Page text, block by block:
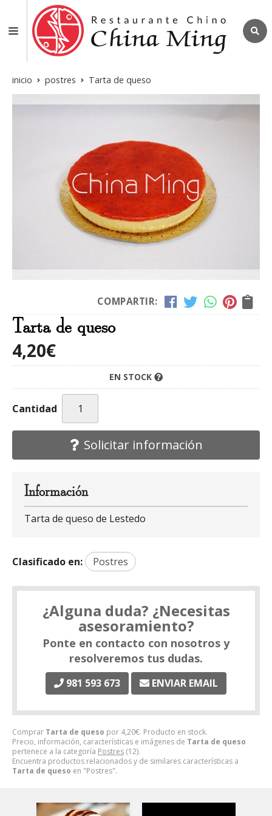
inicio postres Tarta de queso
COMPARTIR:
Tarta de queso
4,20€
EN STOCK
Cantidad
Solicitar información
Comprar Tarta de queso por 4,20€. Producto en stock.
Precio, información, características e imágenes de Tarta de queso
pertenece a la categoría Postres (12).
Encuentra productos relacionados y de similares características a
Tarta de queso en "Postres".
Información
Tarta de queso de Lestedo
Clasificado en: Postres
¿Alguna duda? ¿Necesitas
asesoramiento?
Ponte en contacto con nosotros y
resolveremos tus dudas.
981 593 673 ENVIAR EMAIL